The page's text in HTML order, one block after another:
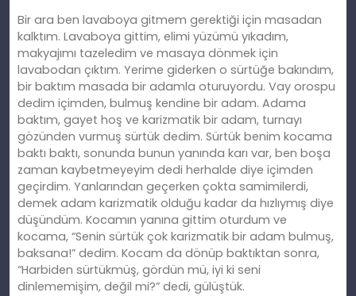
Bir ara ben lavaboya gitmem gerektiği için masadan
kalktım. Lavaboya gittim, elimi yüzümü yıkadım,
makyajımı tazeledim ve masaya dönmek için
lavabodan çıktım. Yerime giderken o sürtüğe bakındım,
bir baktım masada bir adamla oturuyordu. Vay orospu
dedim içimden, bulmuş kendine bir adam. Adama
baktım, gayet hoş ve karizmatik bir adam, turnayı
gözünden vurmuş sürtük dedim. Sürtük benim kocama
baktı baktı, sonunda bunun yanında karı var, ben boşa
zaman kaybetmeyeyim dedi herhalde diye içimden
geçirdim. Yanlarından geçerken çokta samimilerdi,
demek adam karizmatik olduğu kadar da hızlıymış diye
düşündüm. Kocamın yanına gittim oturdum ve
kocama, “Senin sürtük çok karizmatik bir adam bulmuş,
baksana!” dedim. Kocam da dönüp baktıktan sonra,
“Harbiden sürtükmüş, gördün mü, iyi ki seni
dinlememişim, değil mi?” dedi, gülüştük.